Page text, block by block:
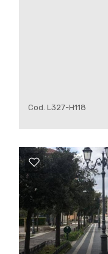
Cod. L327-H118